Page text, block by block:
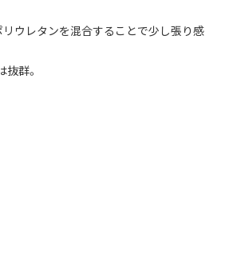
ウレタンを混合することで少し張り感
群。